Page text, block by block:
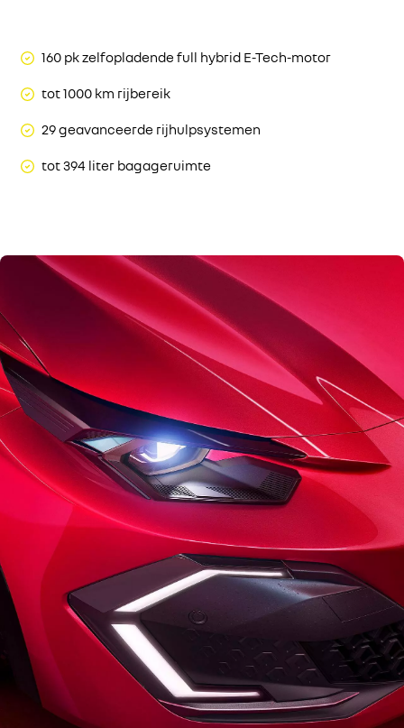
160 pk zelfopladende full hybrid E-Tech-motor
tot 1000 km rijbereik
29 geavanceerde rijhulpsystemen
tot 394 liter bagageruimte